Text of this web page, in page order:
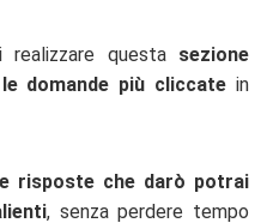
questa sezione
domande più cliccate in
risposte che darò potrai
, senza perdere tempo